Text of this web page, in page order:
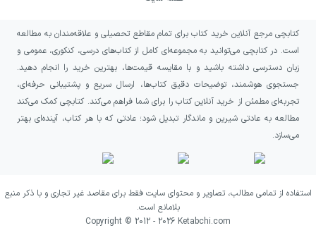
کتابچی مرجع آنلاین خرید کتاب برای تمام مقاطع تحصیلی و علاقه‌مندان به مطالعه
است. در کتابچی می‌توانید به مجموعه‌ای کامل از کتاب‌های درسی، کنکوری، عمومی و
زبان دسترسی داشته باشید و با مقایسه قیمت‌ها، بهترین خرید را انجام دهید.
جستجوی هوشمند، توضیحات دقیق کتاب‌ها، ارسال سریع و پشتیبانی حرفه‌ای،
تجربه‌ای مطمئن از خرید آنلاین کتاب را برای شما فراهم می‌کند. کتابچی کمک می‌کند
مطالعه به عادتی شیرین و ماندگار تبدیل شود؛ عادتی که با هر کتاب، آینده‌ای بهتر
می‌سازد.
استفاده از تمامی مطالب، تصاویر و محتوای سایت فقط برای مقاصد غیر تجاری و با ذکر منبع
بلامانع است.
Copyright © 2012 - 2026 Ketabchi.com